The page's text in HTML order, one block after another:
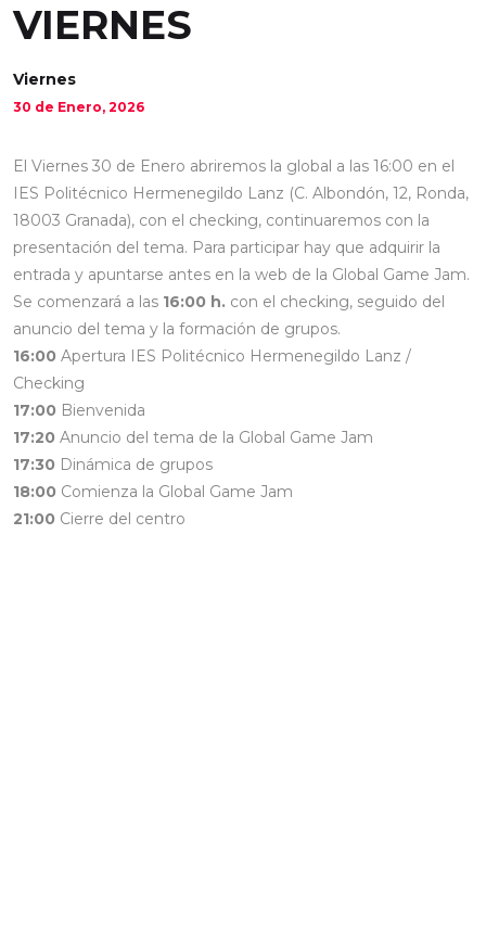
VIERNES
Viernes
30 de Enero, 2026
El Viernes 30 de Enero abriremos la global a las 16:00 en el
IES Politécnico Hermenegildo Lanz (C. Albondón, 12, Ronda,
18003 Granada), con el checking, continuaremos con la
presentación del tema. Para participar hay que adquirir la
entrada y apuntarse antes en la web de la Global Game Jam.
Se comenzará a las 16:00 h. con el checking, seguido del
anuncio del tema y la formación de grupos.
16:00 Apertura IES Politécnico Hermenegildo Lanz /
Checking
17:00 Bienvenida
17:20 Anuncio del tema de la Global Game Jam
17:30 Dinámica de grupos
18:00 Comienza la Global Game Jam
21:00 Cierre del centro